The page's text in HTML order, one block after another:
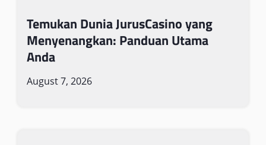
Temukan Dunia JurusCasino yang
Menyenangkan: Panduan Utama
Anda
August 7, 2026